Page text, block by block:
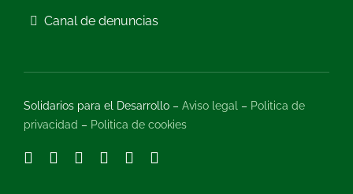
Canal de denuncias
Solidarios para el Desarrollo – Aviso legal – Politica de
privacidad – Politica de cookies